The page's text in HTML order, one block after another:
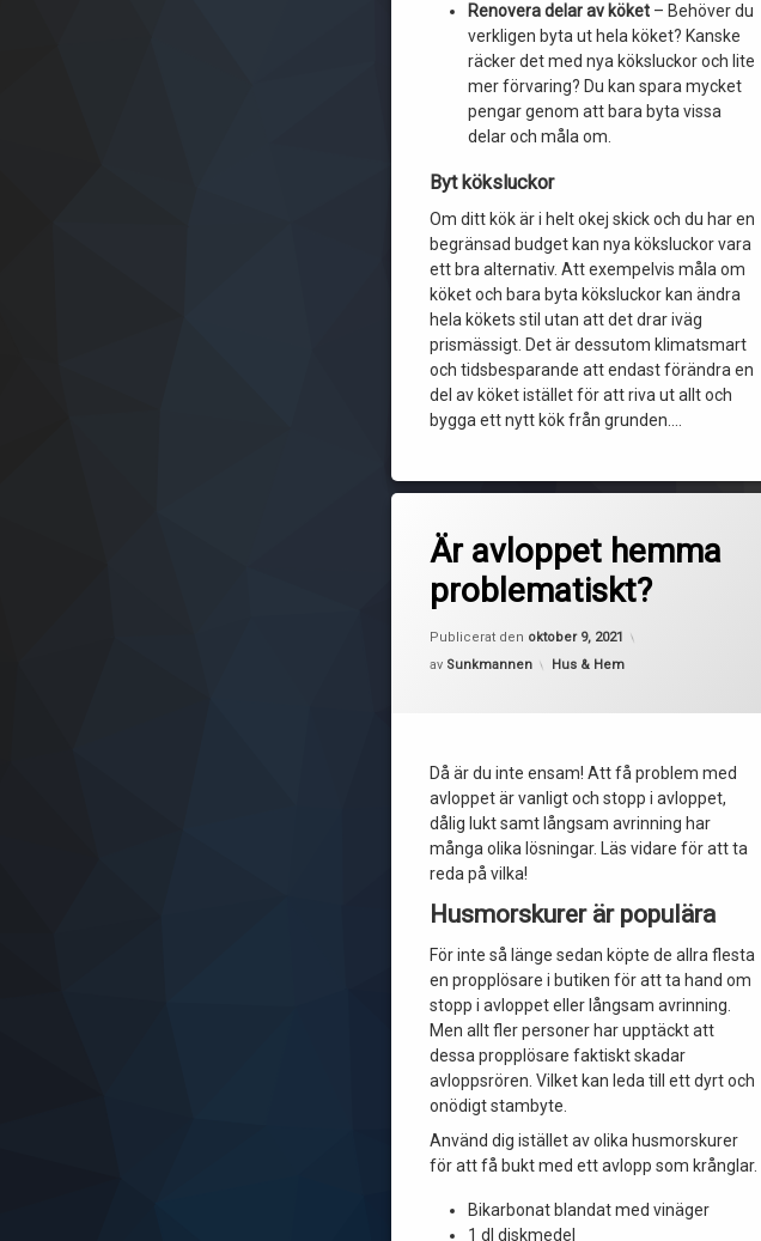
Renovera delar av köket – Behöver du
verkligen byta ut hela köket? Kanske
räcker det med nya köksluckor och lite
mer förvaring? Du kan spara mycket
pengar genom att bara byta vissa
delar och måla om.
Byt köksluckor
Om ditt kök är i helt okej skick och du har en
begränsad budget kan nya köksluckor vara
ett bra alternativ. Att exempelvis måla om
köket och bara byta köksluckor kan ändra
hela kökets stil utan att det drar iväg
prismässigt. Det är dessutom klimatsmart
och tidsbesparande att endast förändra en
del av köket istället för att riva ut allt och
bygga ett nytt kök från grunden.…
Är avloppet hemma
problematiskt?
Publicerat den oktober 9, 2021
av Sunkmannen Kategorier:
Hus & Hem
Då är du inte ensam! Att få problem med
avloppet är vanligt och stopp i avloppet,
dålig lukt samt långsam avrinning har
många olika lösningar. Läs vidare för att ta
reda på vilka!
Husmorskurer är populära
För inte så länge sedan köpte de allra flesta
en propplösare i butiken för att ta hand om
stopp i avloppet eller långsam avrinning.
Men allt fler personer har upptäckt att
dessa propplösare faktiskt skadar
avloppsrören. Vilket kan leda till ett dyrt och
onödigt stambyte.
Använd dig istället av olika husmorskurer
för att få bukt med ett avlopp som krånglar.
Bikarbonat blandat med vinäger
1 dl diskmedel